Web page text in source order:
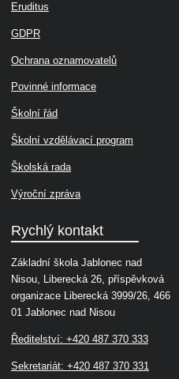
Eruditus
GDPR
Ochrana oznamovatelů
Povinné informace
Školní řád
Školní vzdělávací program
Školská rada
Výroční zpráva
Rychlý kontakt
Základní škola Jablonec nad
Nisou, Liberecká 26, příspěvková
organizace Liberecká 3999/26, 466
01 Jablonec nad Nisou
Ředitelství: +420 487 370 333
Sekretariát: +420 487 370 331